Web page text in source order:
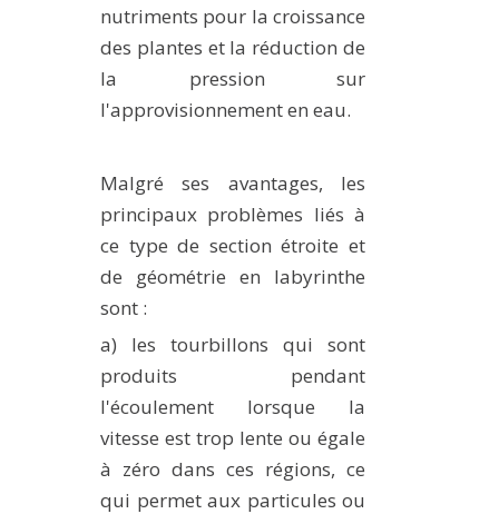
nutriments pour la croissance
des plantes et la réduction de
la pression sur
l'approvisionnement en eau.
Malgré ses avantages, les
principaux problèmes liés à
ce type de section étroite et
de géométrie en labyrinthe
sont :
a) les tourbillons qui sont
produits pendant
l'écoulement lorsque la
vitesse est trop lente ou égale
à zéro dans ces régions, ce
qui permet aux particules ou